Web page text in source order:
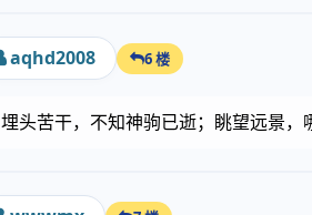
aqhd2008 6 楼
埋头苦干，不知神驹已逝；眺望远景，